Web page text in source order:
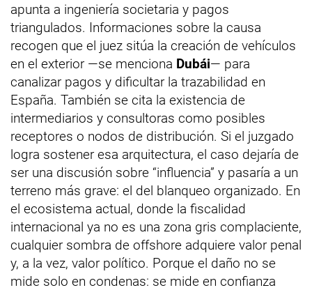
apunta a ingeniería societaria y pagos
triangulados. Informaciones sobre la causa
recogen que el juez sitúa la creación de vehículos
en el exterior —se menciona Dubái— para
canalizar pagos y dificultar la trazabilidad en
España. También se cita la existencia de
intermediarios y consultoras como posibles
receptores o nodos de distribución. Si el juzgado
logra sostener esa arquitectura, el caso dejaría de
ser una discusión sobre “influencia” y pasaría a un
terreno más grave: el del blanqueo organizado. En
el ecosistema actual, donde la fiscalidad
internacional ya no es una zona gris complaciente,
cualquier sombra de offshore adquiere valor penal
y, a la vez, valor político. Porque el daño no se
mide solo en condenas: se mide en confianza